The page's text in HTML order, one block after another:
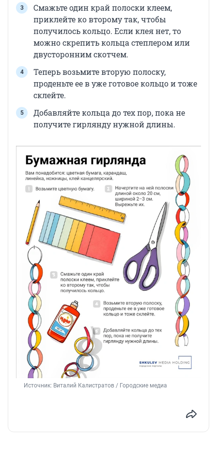
Смажьте один край полоски клеем,
приклейте ко второму так, чтобы
получилось кольцо. Если клея нет, то
можно скрепить кольца степлером или
двусторонним скотчем.
Теперь возьмите вторую полоску,
проденьте ее в уже готовое кольцо и тоже
склейте.
Добавляйте кольца до тех пор, пока не
получите гирлянду нужной длины.
Источник: Виталий Калистратов / Городские медиа